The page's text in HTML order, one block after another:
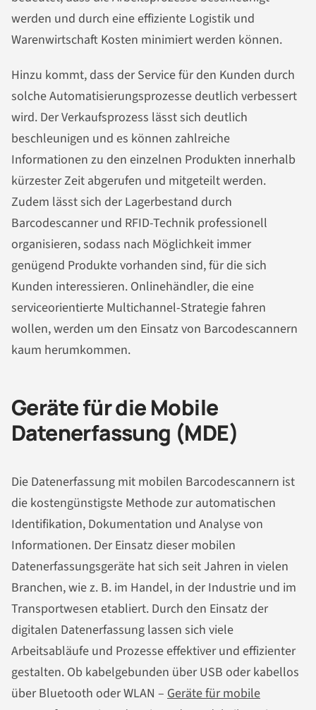
werden und durch eine effiziente Logistik und
Warenwirtschaft Kosten minimiert werden können.
Hinzu kommt, dass der Service für den Kunden durch
solche Automatisierungsprozesse deutlich verbessert
wird. Der Verkaufsprozess lässt sich deutlich
beschleunigen und es können zahlreiche
Informationen zu den einzelnen Produkten innerhalb
kürzester Zeit abgerufen und mitgeteilt werden.
Zudem lässt sich der Lagerbestand durch
Barcodescanner und RFID-Technik professionell
organisieren, sodass nach Möglichkeit immer
genügend Produkte vorhanden sind, für die sich
Kunden interessieren. Onlinehändler, die eine
serviceorientierte Multichannel-Strategie fahren
wollen, werden um den Einsatz von Barcodescannern
kaum herumkommen.
Geräte für die Mobile
Datenerfassung (MDE)
Die Datenerfassung mit mobilen Barcodescannern ist
die kostengünstigste Methode zur automatischen
Identifikation, Dokumentation und Analyse von
Informationen. Der Einsatz dieser mobilen
Datenerfassungsgeräte hat sich seit Jahren in vielen
Branchen, wie z. B. im Handel, in der Industrie und im
Transportwesen etabliert. Durch den Einsatz der
digitalen Datenerfassung lassen sich viele
Arbeitsabläufe und Prozesse effektiver und effizienter
gestalten. Ob kabelgebunden über USB oder kabellos
über Bluetooth oder WLAN – Geräte für mobile